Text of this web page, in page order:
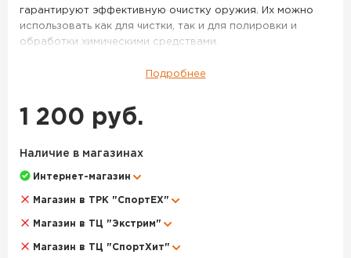
8,0
мм,
500
гарантируют эффективную очистку оружия. Их можно
использовать как для чистки, так и для полировки и
обработки химическими средствами.
Патч для чистки оружия ЧИСТОGUN .280 Rem., .284 Win.,
цене 1 200 руб. с доставкой в Москве и по всей России.
Для того, чтобы купить данный товар, положите его в
Подробнее
1 200 руб.
Наличие в магазинах
Интернет-магазин
Магазин в ТРК "СпортЕХ"
Магазин в ТЦ "Экстрим"
Магазин в ТЦ "СпортХит"